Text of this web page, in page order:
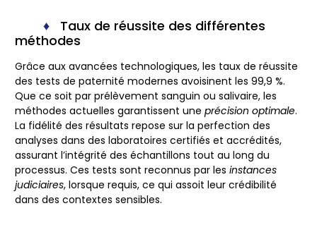
Taux de réussite des différentes
méthodes
Grâce aux avancées technologiques, les taux de réussite
des tests de paternité modernes avoisinent les 99,9 %.
Que ce soit par prélèvement sanguin ou salivaire, les
méthodes actuelles garantissent une précision optimale.
La fidélité des résultats repose sur la perfection des
analyses dans des laboratoires certifiés et accrédités,
assurant l’intégrité des échantillons tout au long du
processus. Ces tests sont reconnus par les instances
judiciaires, lorsque requis, ce qui assoit leur crédibilité
dans des contextes sensibles.